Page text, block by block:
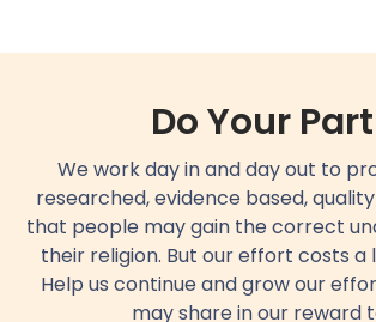
Do Your
We work day in and day out to
researched, evidence based,
that people may gain the correct
their religion. But our effort costs a
Help us continue and grow our
may share in our reward